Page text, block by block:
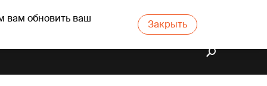
вам обновить ваш Закрыть